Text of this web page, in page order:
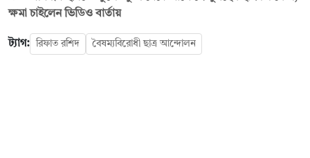
ক্ষমা চাইলেন ভিডিও বার্তায়
ট্যাগ: রিফাত রশিদ বৈষম্যবিরোধী ছাত্র আন্দোলন